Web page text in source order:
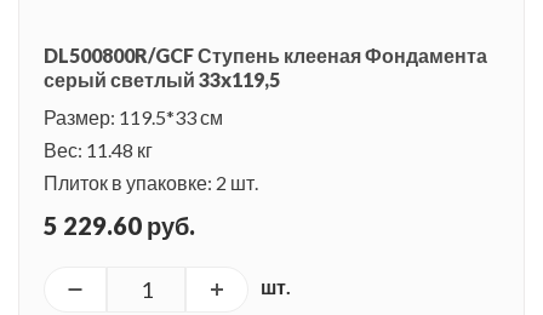
DL500800R/GCF Ступень клееная Фондамента
серый светлый 33x119,5
Размер: 119.5*33 см
Вес: 11.48 кг
Плиток в упаковке: 2 шт.
5 229.60 руб.
шт.